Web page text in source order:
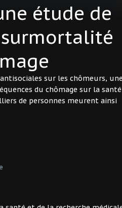
étude de
sur les chômeurs, une
du chômage sur la santé
de personnes meurent ainsi